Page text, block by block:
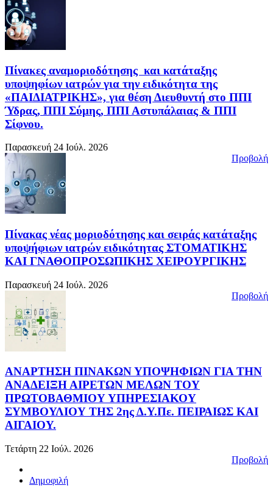
Πίνακες αναμοριοδότησης και κατάταξης
υποψηφίων ιατρών για την ειδικότητα της
«ΠΑΙΔΙΑΤΡΙΚΗΣ», για θέση Διευθυντή στο ΠΠΙ
Ύδρας, ΠΠΙ Σύμης, ΠΠΙ Αστυπάλαιας & ΠΠΙ
Σίφνου.
Παρασκευή 24 Ιούλ. 2026
Προβολή
Πίνακας νέας μοριοδότησης και σειράς κατάταξης
υποψήφιων ιατρών ειδικότητας ΣΤΟΜΑΤΙΚΗΣ
ΚΑΙ ΓΝΑΘΟΠΡΟΣΩΠΙΚΗΣ ΧΕΙΡΟΥΡΓΙΚΗΣ
Παρασκευή 24 Ιούλ. 2026
Προβολή
ΑΝΑΡΤΗΣΗ ΠΙΝΑΚΩΝ ΥΠΟΨΗΦΙΩΝ ΓΙΑ ΤΗΝ
ΑΝΑΔΕΙΞΗ ΑΙΡΕΤΩΝ ΜΕΛΩΝ ΤΟΥ
ΠΡΩΤΟΒΑΘΜΙΟΥ ΥΠΗΡΕΣΙΑΚΟΥ
ΣΥΜΒΟΥΛΙΟΥ ΤΗΣ 2ης Δ.Υ.Πε. ΠΕΙΡΑΙΩΣ ΚΑΙ
ΑΙΓΑΙΟΥ.
Τετάρτη 22 Ιούλ. 2026
Προβολή
Δημοφιλή